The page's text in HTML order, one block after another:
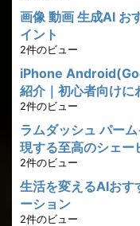
画像 動画 生成AI お
イント
2件のビュー
iPhone
紹介｜初心者向けに
2件のビュー
ラムダッシュ パー
現する至高のシェー
2件のビュー
生活を変えるAIおす
ーション
2件のビュー